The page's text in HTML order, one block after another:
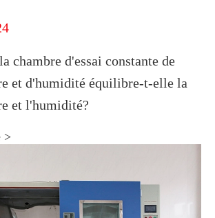
chambre d'essai constante de
et d'humidité équilibre-t-elle la
et l'humidité?
>